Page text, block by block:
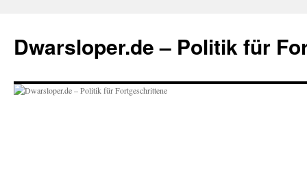
springen
Dwarsloper.de – Politik für